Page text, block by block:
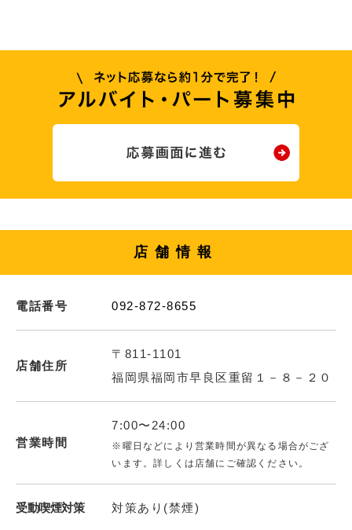
店舗情報
電話番号 092-872-8655
店舗住所
〒811-1101
福岡県福岡市早良区重留１－８－２０
営業時間
7:00〜24:00
※曜日などにより営業時間が異なる場合がござ
います。詳しくは店舗にご確認ください。
受動喫煙対策 対策あり(禁煙)